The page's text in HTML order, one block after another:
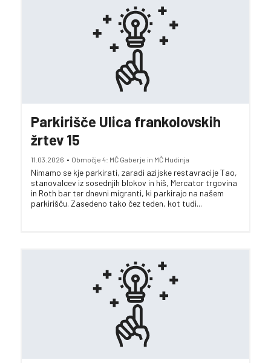
Parkirišče Ulica frankolovskih
žrtev 15
11.03.2026 • Območje 4: MČ Gaberje in MČ Hudinja
Nimamo se kje parkirati, zaradi azijske restavracije Tao,
stanovalcev iz sosednjih blokov in hiš, Mercator trgovina
in Roth bar ter dnevni migranti, ki parkirajo na našem
parkirišču. Zasedeno tako čez teden, kot tudi...